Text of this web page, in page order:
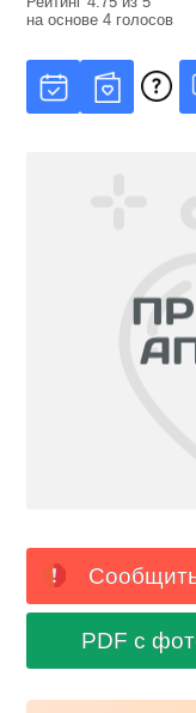
на основе4 голосов
PDF с